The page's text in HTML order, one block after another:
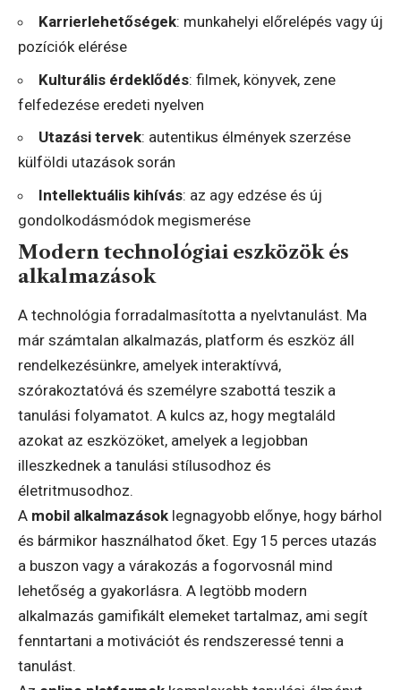
Karrierlehetőségek: munkahelyi előrelépés vagy új
pozíciók elérése
Kulturális érdeklődés: filmek, könyvek, zene
felfedezése eredeti nyelven
Utazási tervek: autentikus élmények szerzése
külföldi utazások során
Intellektuális kihívás: az agy edzése és új
gondolkodásmódok megismerése
Modern technológiai eszközök és
alkalmazások
A technológia forradalmasította a nyelvtanulást. Ma
már számtalan alkalmazás, platform és eszköz áll
rendelkezésünkre, amelyek interaktívvá,
szórakoztatóvá és személyre szabottá teszik a
tanulási folyamatot. A kulcs az, hogy megtaláld
azokat az eszközöket, amelyek a legjobban
illeszkednek a tanulási stílusodhoz és
életritmusodhoz.
A mobil alkalmazások legnagyobb előnye, hogy bárhol
és bármikor használhatod őket. Egy 15 perces utazás
a buszon vagy a várakozás a fogorvosnál mind
lehetőség a gyakorlásra. A legtöbb modern
alkalmazás gamifikált elemeket tartalmaz, ami segít
fenntartani a motivációt és rendszeressé tenni a
tanulást.